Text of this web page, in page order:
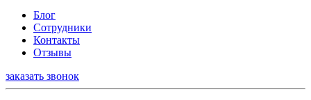
Блог
Сотрудники
Контакты
Отзывы
заказать звонок